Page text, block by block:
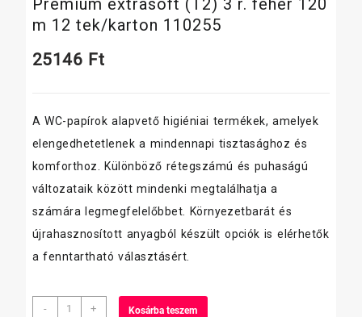
Prémium extrasoft (T2) 3 r. fehér 120
m 12 tek/karton 110255
25146 Ft
A WC-papírok alapvető higiéniai termékek, amelyek
elengedhetetlenek a mindennapi tisztasághoz és
komforthoz. Különböző rétegszámú és puhaságú
változataik között mindenki megtalálhatja a
számára legmegfelelőbbet. Környezetbarát és
újrahasznosított anyagból készült opciók is elérhetők
a fenntartható választásért.
-
Tork
+ Kosárba teszem